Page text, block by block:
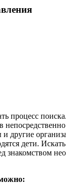
процесс
другие
дети.
знакомством